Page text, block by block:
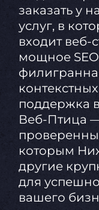
заказать у
услуг, в
входит веб-
мощное
поддержка
Веб-Птица
которым
другие
для
вашего